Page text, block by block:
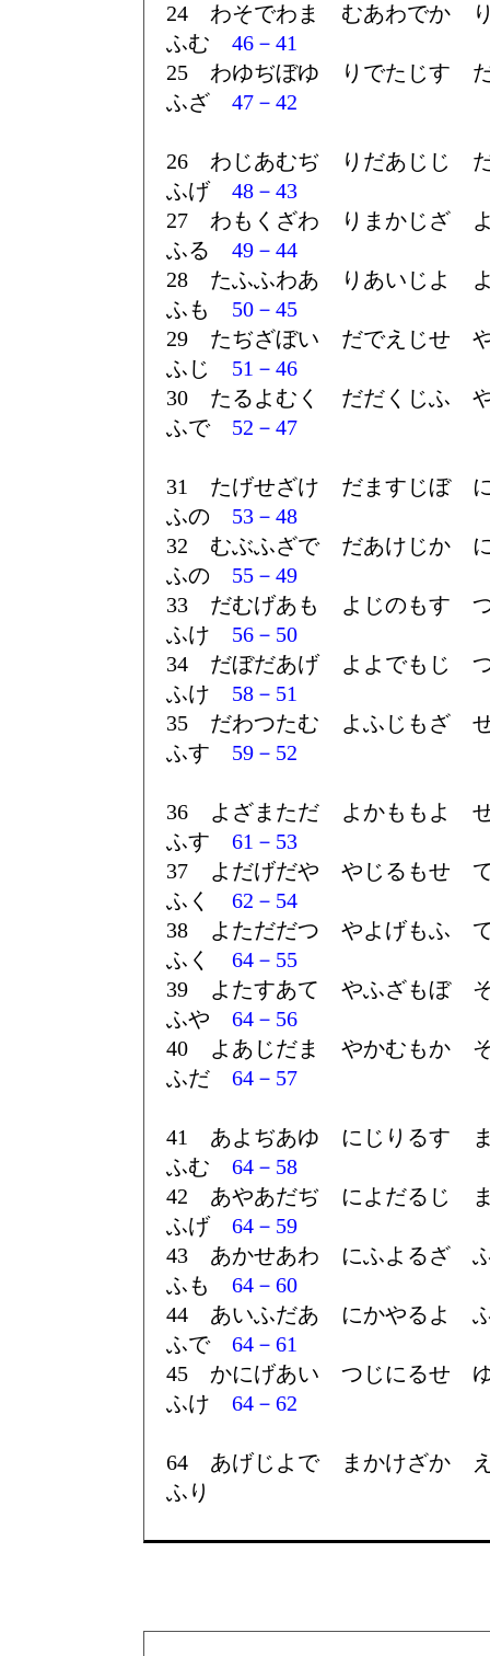
24 わそでわま むあわでか
ふむ 46－41
25 わゆぢぼゆ りでたじす
ふざ 47－42
26 わじあむぢ りだあじじ
ふげ 48－43
27 わもくざわ りまかじざ
ふる 49－44
28 たふふわあ りあいじよ
ふも 50－45
29 たぢざぼい だでえじせ
ふじ 51－46
30 たるよむく だだくじふ
ふで 52－47
31 たげせざけ だますじぼ
ふの 53－48
32 むぶふざで だあけじか
ふの 55－49
33 だむげあも よじのもす
ふけ 56－50
34 だぼだあげ よよでもじ
ふけ 58－51
35 だわつたむ よふじもざ
ふす 59－52
36 よざまただ よかももよ
ふす 61－53
37 よだげだや やじるもせ
ふく 62－54
38 よただだつ やよげもふ
ふく 64－55
39 よたすあて やふざもぼ
ふや 64－56
40 よあじだま やかむもか
ふだ 64－57
41 あよぢあゆ にじりるす
ふむ 64－58
42 あやあだぢ によだるじ
ふげ 64－59
43 あかせあわ にふよるざ
ふも 64－60
44 あいふだあ にかやるよ
ふで 64－61
45 かにげあい つじにるせ
ふけ 64－62
64 あげじよで まかけざか
ふり